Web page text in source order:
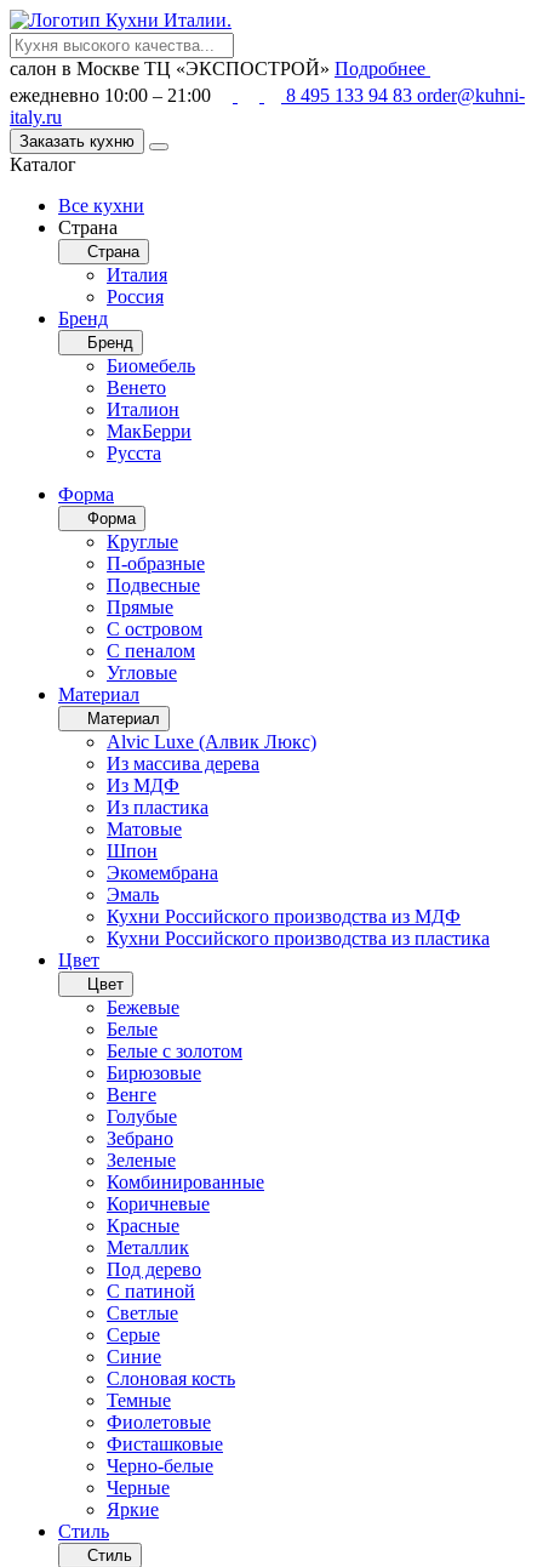
салон в Москве ТЦ «ЭКСПОСТРОЙ» Подробнее
ежедневно 10:00 – 21:00
8 495 133 94 83 order@kuhni-
italy.ru
Заказать кухню
Каталог
Все кухни
Страна
Страна
Италия
Россия
Бренд
Бренд
Биомебель
Венето
Италион
МакБерри
Русста
Форма
Форма
Круглые
П-образные
Подвесные
Прямые
С островом
С пеналом
Угловые
Материал
Материал
Alvic Luxe (Алвик Люкс)
Из массива дерева
Из МДФ
Из пластика
Матовые
Шпон
Экомембрана
Эмаль
Кухни Российского производства из МДФ
Кухни Российского производства из пластика
Цвет
Цвет
Бежевые
Белые
Белые с золотом
Бирюзовые
Венге
Голубые
Зебрано
Зеленые
Комбинированные
Коричневые
Красные
Металлик
Под дерево
С патиной
Светлые
Серые
Синие
Слоновая кость
Темные
Фиолетовые
Фисташковые
Черно-белые
Черные
Яркие
Стиль
Стиль